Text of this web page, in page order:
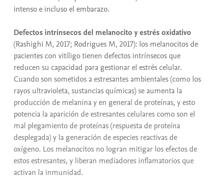
intenso e incluso el embarazo.
Defectos intrínsecos del melanocito y estrés oxidativo
(Rashighi M, 2017; Rodrigues M, 2017): los melanocitos de
pacientes con vitíligo tienen defectos intrínsecos que
reducen su capacidad para gestionar el estrés celular.
Cuando son sometidos a estresantes ambientales (como los
rayos ultravioleta, sustancias químicas) se aumenta la
producción de melanina y en general de proteínas, y esto
potencia la aparición de estresantes celulares como son el
mal plegamiento de proteínas (respuesta de proteína
desplegada) y la generación de especies reactivas de
oxígeno. Los melanocitos no logran mitigar los efectos de
estos estresantes, y liberan mediadores inflamatorios que
activan la inmunidad.